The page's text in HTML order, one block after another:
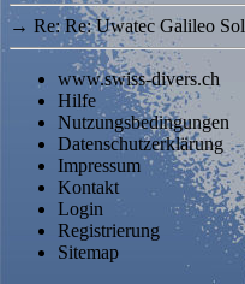
→ Re: Re: Uwatec Galileo Sol
www.swiss-divers.ch
Hilfe
Nutzungsbedingungen
Datenschutzerklärung
Impressum
Kontakt
Login
Registrierung
Sitemap